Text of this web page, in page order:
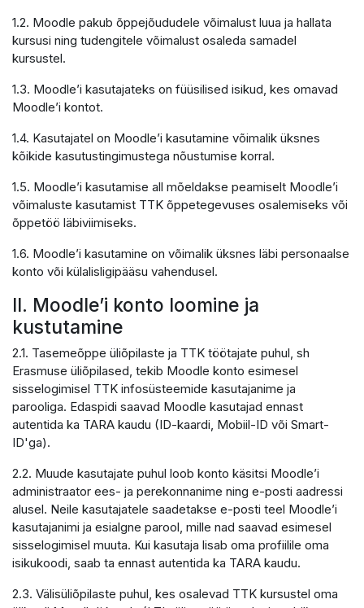
1.2. Moodle pakub õppejõududele võimalust luua ja hallata
kursusi ning tudengitele võimalust osaleda samadel
kursustel.
1.3. Moodle’i kasutajateks on füüsilised isikud, kes omavad
Moodle’i kontot.
1.4. Kasutajatel on Moodle’i kasutamine võimalik üksnes
kõikide kasutustingimustega nõustumise korral.
1.5. Moodle’i kasutamise all mõeldakse peamiselt Moodle’i
võimaluste kasutamist TTK õppetegevuses osalemiseks või
õppetöö läbiviimiseks.
1.6. Moodle’i kasutamine on võimalik üksnes läbi personaalse
konto või külalisligipääsu vahendusel.
II. Moodle’i konto loomine ja
kustutamine
2.1. Tasemeõppe üliõpilaste ja TTK töötajate puhul, sh
Erasmuse üliõpilased, tekib Moodle konto esimesel
sisselogimisel TTK infosüsteemide kasutajanime ja
parooliga. Edaspidi saavad Moodle kasutajad ennast
autentida ka TARA kaudu (ID-kaardi, Mobiil-ID või Smart-
ID'ga).
2.2. Muude kasutajate puhul loob konto käsitsi Moodle’i
administraator ees- ja perekonnanime ning e-posti aadressi
alusel. Neile kasutajatele saadetakse e-posti teel Moodle’i
kasutajanimi ja esialgne parool, mille nad saavad esimesel
sisselogimisel muuta. Kui kasutaja lisab oma profiilile oma
isikukoodi, saab ta ennast autentida ka TARA kaudu.
2.3. Välisüliõpilaste puhul, kes osalevad TTK kursustel oma